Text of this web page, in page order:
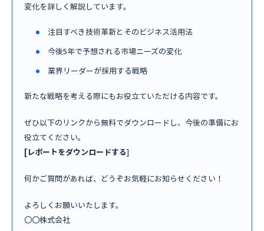
変化を詳しく解説しています。
注目すべき技術革新とそのビジネス活用法
今後5年で予想される市場ニーズの変化
業界リーダーが採用する戦略
新たな戦略を考える際にもお役立ていただける内容です。
ぜひ以下のリンクから無料でダウンロードし、今後の準備にお
役立てください。
[レポートをダウンロードする]
何かご質問があれば、どうぞお気軽にお知らせください！
よろしくお願いいたします。
〇〇株式会社